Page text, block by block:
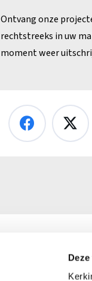
Ontvang onze
rechtstreeks in uw
moment weer